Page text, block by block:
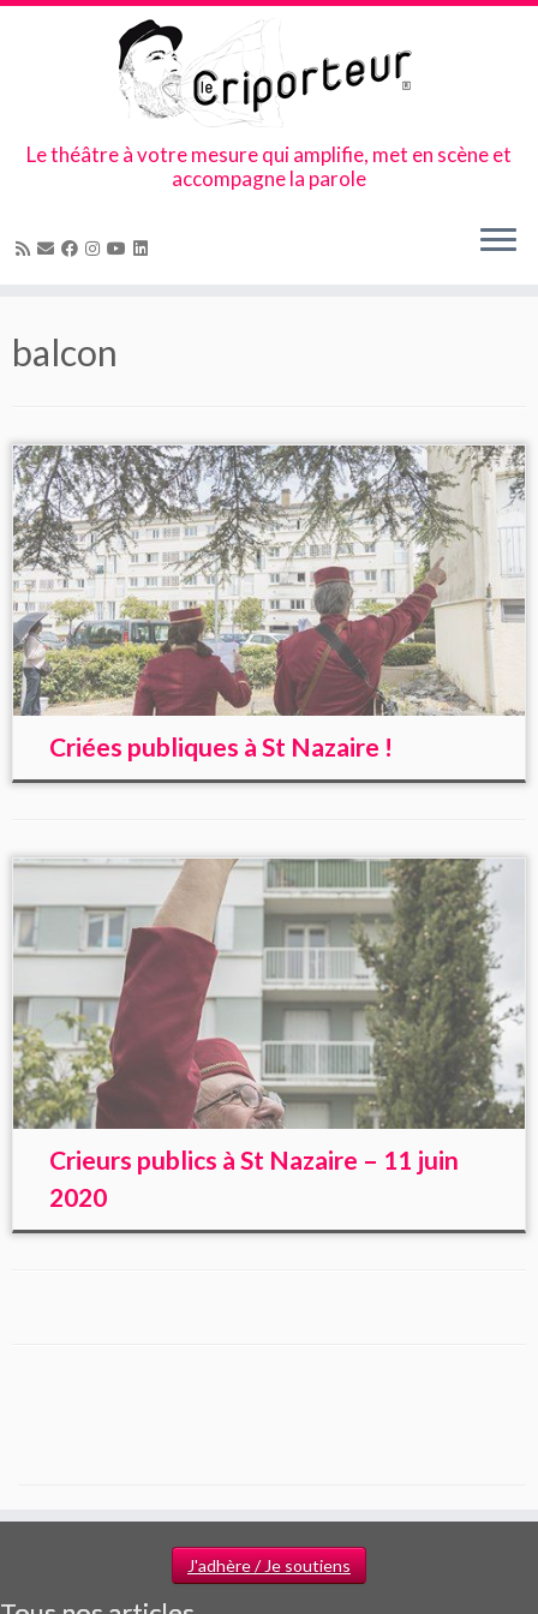
to
content
Le théâtre à votre mesure qui amplifie, met en scène et
accompagne la parole
balcon
Criées publiques à St Nazaire !
Crieurs publics à St Nazaire – 11 juin
2020
J'adhère / Je soutiens